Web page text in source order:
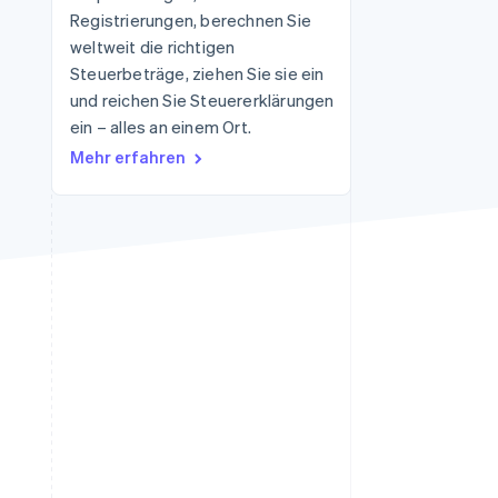
Stripe-Sessions 2026
Erfahren Sie, wie Stripe
Lösungen für die
Wirtschaftsinfrastruktur
Registrierungen, berechnen Sie
weltweit die richtigen
Steuerbeträge, ziehen Sie sie ein
und reichen Sie Steuererklärungen
ein – alles an einem Ort.
Mehr erfahren